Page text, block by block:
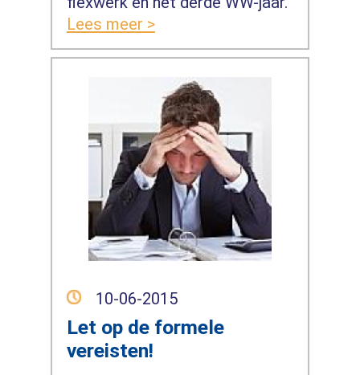
Lees meer >
10-06-2015
Let op de formele
vereisten!